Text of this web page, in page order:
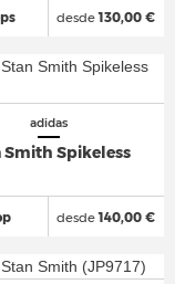
desde130,00 €
adidas
Smith Spikeless
desde140,00 €